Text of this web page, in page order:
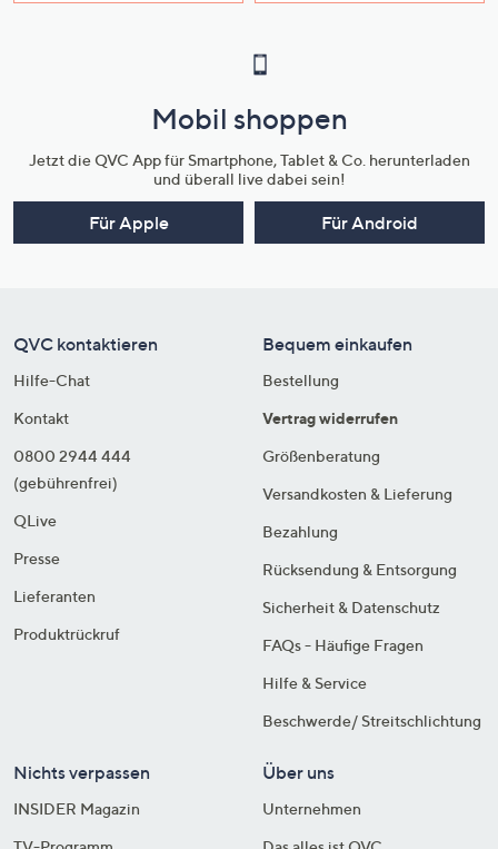
Mobil shoppen
Jetzt die QVC App für Smartphone, Tablet & Co. herunterladen
und überall live dabei sein!
Für Apple Für Android
QVC kontaktieren
Hilfe-Chat
Kontakt
0800 2944 444
(gebührenfrei)
QLive
Presse
Lieferanten
Produktrückruf
Bequem einkaufen
Bestellung
Vertrag widerrufen
Größenberatung
Versandkosten & Lieferung
Bezahlung
Rücksendung & Entsorgung
Sicherheit & Datenschutz
FAQs - Häufige Fragen
Hilfe & Service
Beschwerde/ Streitschlichtung
Nichts verpassen
INSIDER Magazin
Über uns
Unternehmen